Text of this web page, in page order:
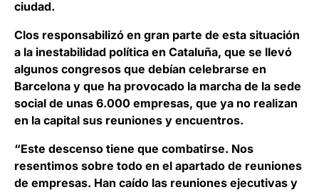
ciudad.
Clos responsabilizó en gran parte de esta situación
a la inestabilidad política en Cataluña, que se llevó
algunos congresos que debían celebrarse en
Barcelona y que ha provocado la marcha de la sede
social de unas 6.000 empresas, que ya no realizan
en la capital sus reuniones y encuentros.
“Este descenso tiene que combatirse. Nos
resentimos sobre todo en el apartado de reuniones
de empresas. Han caído las reuniones ejecutivas y